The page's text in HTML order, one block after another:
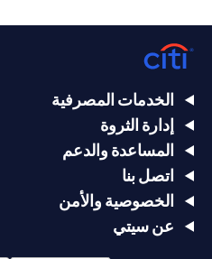
الخدمات المصرفية
إدارة الثروة
المساعدة والدعم
اتصل بنا
الخصوصية والأمن
عن سيتي